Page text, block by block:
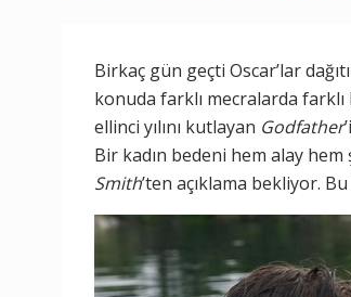
Birkaç gün geçti Oscar’lar
konuda farklı mecralarda farklı
ellinci yılını kutlayan Godfather
Bir kadın bedeni hem alay
Smith’ten açıklama bekliyor.